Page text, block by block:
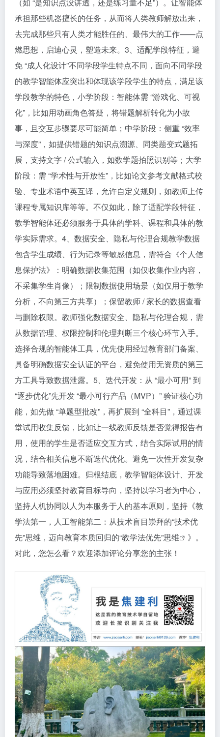
承担那些机器擅长的任务，从而将人类教师解放出来，
去完成那些只有人类才能胜任的、最伟大的工作——点
燃思想，启迪心灵，塑造未来。3、适配学段特征，避
免 “成人化设计”不同学段学生特点不同，面向不同学段
的教学智能体应突出和体现该学段学生的特点，满足该
学段教学的特色，小学阶段：智能体需 “游戏化、可视
化”，比如用动画角色答疑，将错题解析转化为小故
事，且交互步骤要尽可能简单；中学阶段：侧重 “效率
与深度”，如提供错题的知识点溯源、同类题变式题拓
展，支持文字 / 公式输入，如数学题拍照识别等；大学
阶段：需 “学术性与开放性”，比如论文参考文献格式校
验、专业术语中英互译，允许自定义规则，如教师上传
课程专属知识库等等。不仅如此，除了适配学段特征，
教学智能体还必须服务于具体的学科、课程和具体的教
学实际需求。4、数据安全、隐私与伦理合规教学数据
包含学生成绩、行为记录等敏感信息，需符合《个人信
息保护法》：明确数据收集范围（如仅收集作业内容，
不采集学生肖像）；限制数据使用场景（如仅用于教学
分析，不向第三方共享）；保留教师 / 家长的数据查看
与删除权限。教师强化数据安全、隐私与伦理合规，需
从数据管理、权限控制和伦理判断三个核心环节入手。
选择合规的智能体工具，优先使用经过教育部门备案、
具备明确数据安全认证的平台，避免使用无资质的第三
方工具导致数据泄露。5、迭代开发：从 “最小可用” 到
“逐步优化”先开发 “最小可行产品（MVP）” 验证核心功
能，如先做 “单题型批改”，再扩展到 “全科目”，通过课
堂试用收集反馈，比如让一线教师反馈是否觉得报告有
用，使用的学生是否适应交互方式，结合实际试用的情
况，结合相关信息不断迭代优化。避免一次性开发复杂
功能导致落地困难。归根结底，教学智能体设计、开发
与应用必须坚持教育目标导向，坚持以学习者为中心，
坚持人机协同以人为本服务于人的基本原则，坚持《教
学法第一，人工智能第二：从技术盲目崇拜的“技术优
先”思维，迈向教育本质回归的“教学法优先”思维
》。
对此，您怎么看？欢迎添加评论分享您的主张！